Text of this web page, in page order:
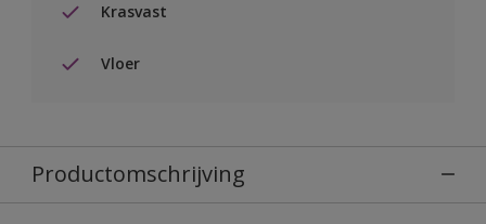
Krasvast
Vloer
Productomschrijving